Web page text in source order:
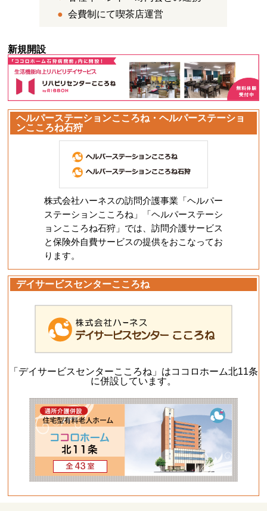
● 会費制にて喫茶店運営
新規開設
ヘルパーステーションこころね・ヘルパーステーショ
ンこころね石狩
株式会社ハーネスの訪問介護事業「ヘルパー
ステーションこころね」「ヘルパーステーシ
ョンこころね石狩」では、訪問介護サービス
と保険外自費サービスの提供をおこなってお
ります。
デイサービスセンターこころね
「デイサービスセンターこころね」はココロホーム北11条
に併設しています。